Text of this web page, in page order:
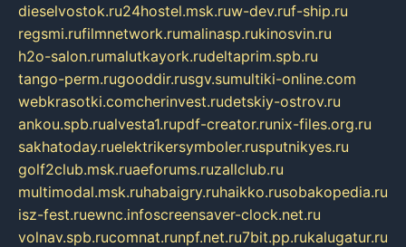
dieselvostok.ru24hostel.msk.ruw-dev.ruf-ship.ru
regsmi.rufilmnetwork.rumalinasp.rukinosvin.ru
h2o-salon.rumalutkayork.rudeltaprim.spb.ru
tango-perm.rugooddir.rusgv.sumultiki-online.com
webkrasotki.comcherinvest.rudetskiy-ostrov.ru
ankou.spb.rualvesta1.rupdf-creator.runix-files.org.ru
sakhatoday.ruelektrikersymboler.rusputnikyes.ru
golf2club.msk.ruaeforums.ruzallclub.ru
multimodal.msk.ruhabaigry.ruhaikko.rusobakopedia.ru
isz-fest.ruewnc.infoscreensaver-clock.net.ru
volnav.spb.rucomnat.runpf.net.ru7bit.pp.rukalugatur.ru